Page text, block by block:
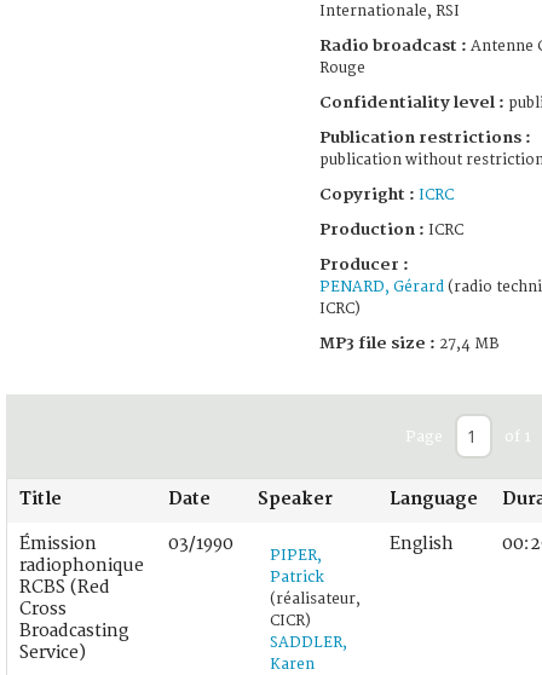
Internationale, RSI
Radio broadcast : Antenne
Rouge
Confidentiality level :
Publication restrictions :
publication without
Copyright : ICRC
Production : ICRC
Producer :
PENARD, Gérard (radio
ICRC)
MP3 file size : 27,4 MB
Page of 1
Title Date Speaker Language
Émission
radiophonique
RCBS (Red
Cross
Broadcasting
Service)
03/1990
PIPER,
Patrick
(réalisateur,
CICR)
SADDLER,
Karen
English